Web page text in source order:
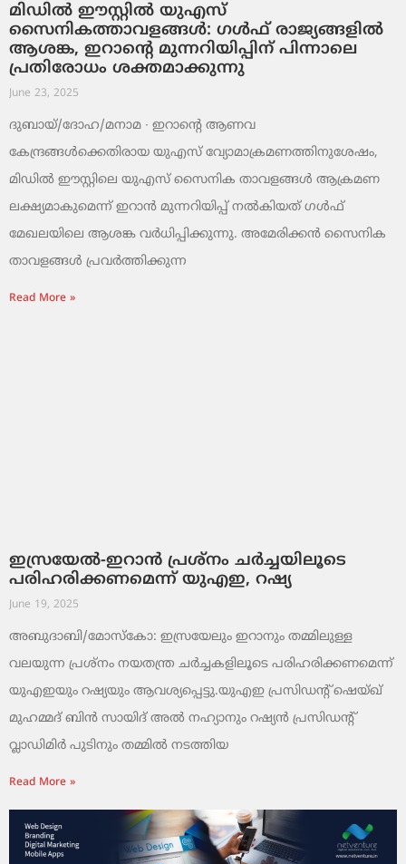
മിഡിൽ ഈസ്റ്റിൽ യുഎസ്
സൈനികത്താവളങ്ങൾ: ഗൾഫ് രാജ്യങ്ങളിൽ
ആശങ്ക, ഇറാന്റെ മുന്നറിയിപ്പിന് പിന്നാലെ
പ്രതിരോധം ശക്തമാക്കുന്നു
June 23, 2025
ദുബായ്/ദോഹ/മനാമ ∙ ഇറാന്റെ ആണവ
കേന്ദ്രങ്ങൾക്കെതിരായ യുഎസ് വ്യോമാക്രമണത്തിനുശേഷം,
മിഡിൽ ഈസ്റ്റിലെ യുഎസ് സൈനിക താവളങ്ങൾ ആക്രമണ
ലക്ഷ്യമാകുമെന്ന് ഇറാൻ മുന്നറിയിപ്പ് നൽകിയത് ഗൾഫ്
മേഖലയിലെ ആശങ്ക വർധിപ്പിക്കുന്നു. അമേരിക്കൻ സൈനിക
താവളങ്ങൾ പ്രവർത്തിക്കുന്ന
Read More »
ഇസ്രയേൽ-ഇറാൻ പ്രശ്നം ചർച്ചയിലൂടെ
പരിഹരിക്കണമെന്ന് യുഎഇ, റഷ്യ
June 19, 2025
അബുദാബി/മോസ്കോ: ഇസ്രയേലും ഇറാനും തമ്മിലുള്ള
വലയുന്ന പ്രശ്നം നയതന്ത്ര ചർച്ചകളിലൂടെ പരിഹരിക്കണമെന്ന്
യുഎഇയും റഷ്യയും ആവശ്യപ്പെട്ടു.യുഎഇ പ്രസിഡന്റ് ഷെയ്ഖ്
മുഹമ്മദ് ബിൻ സായിദ് അൽ നഹ്യാനും റഷ്യൻ പ്രസിഡന്റ്
വ്ലാഡിമിർ പുടിനും തമ്മിൽ നടത്തിയ
Read More »